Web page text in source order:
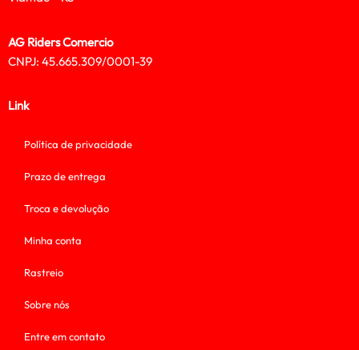
AG Riders Comercio
CNPJ: 45.665.309/0001-39
Link
Política de privacidade
Prazo de entrega
Troca e devolução
Minha conta
Rastreio
Sobre nós
Entre em contato